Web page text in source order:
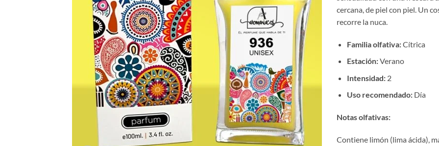
cercana, de piel con piel. Un
recorre la nuca.
Familia olfativa:Cítrica
Estación:Verano
Intensidad:2
Uso recomendado:Día
Notas olfativas:
Contiene limón (lima ácida),